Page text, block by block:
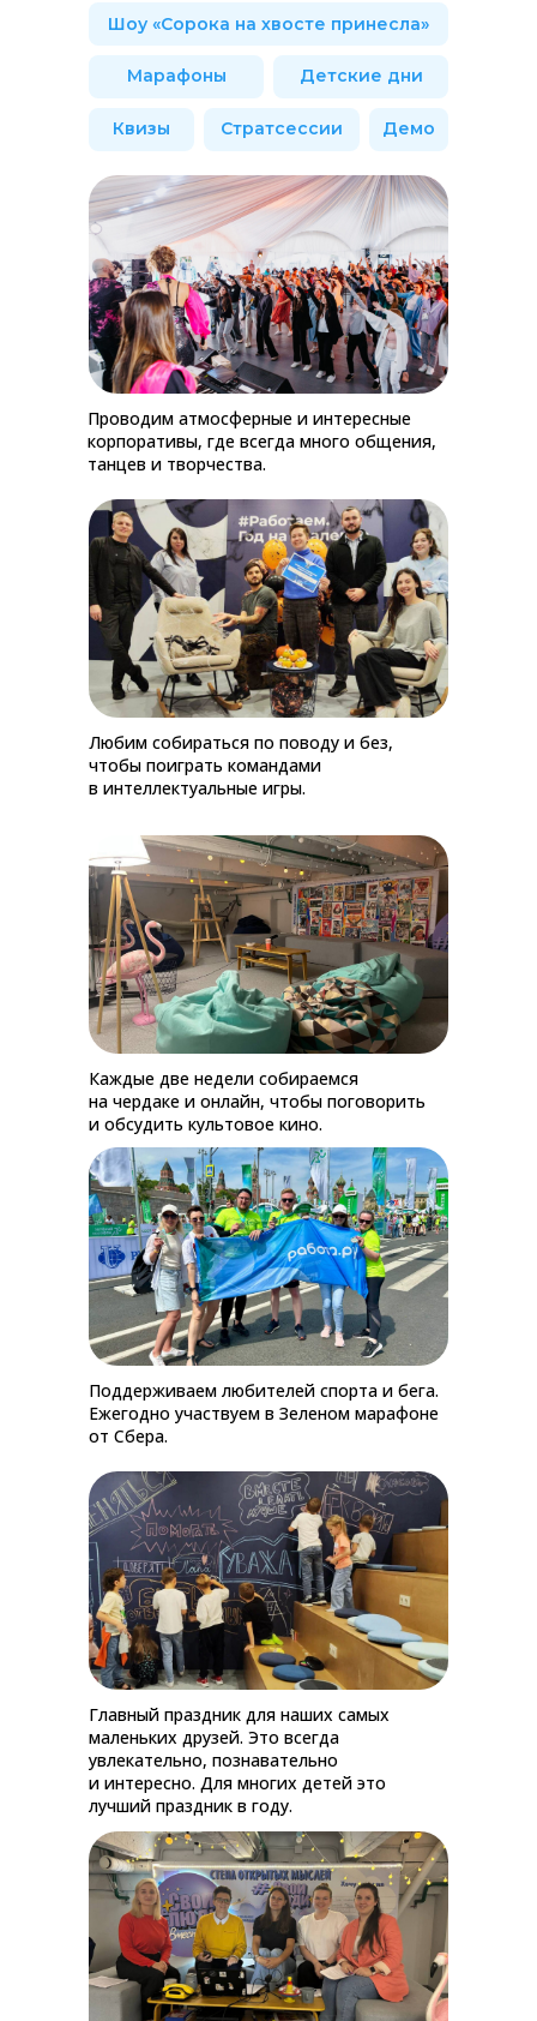
Квизы
Марафоны Детские дни
Шоу «Сорока на хвосте принесла»
Стратсессии Демо
Проводим атмосферные и интересные
корпоративы, где всегда много общения,
танцев и творчества.
Любим собираться по поводу и без,
чтобы поиграть командами
в интеллектуальные игры.
Каждые две недели собираемся
на чердаке и онлайн, чтобы поговорить
и обсудить культовое кино.
Поддерживаем любителей спорта и бега.
Ежегодно участвуем в Зеленом марафоне
от Сбера.
Главный праздник для наших самых
маленьких друзей. Это всегда
увлекательно, познавательно
и интересно. Для многих детей это
лучший праздник в году.